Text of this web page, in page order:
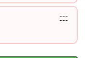
---
---